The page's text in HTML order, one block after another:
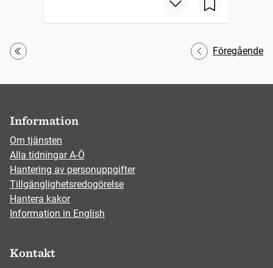
Första
Föregående
Information
Om tjänsten
Alla tidningar A-Ö
Hantering av personuppgifter
Tillgänglighetsredogörelse
Hantera kakor
Information in English
Kontakt